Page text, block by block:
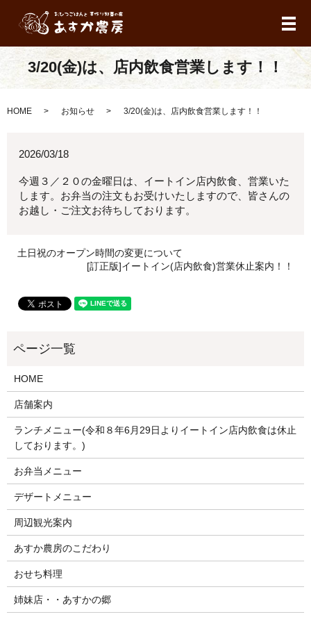
メ
3/20(金)は、店内飲食営業します！！
HOME お知らせ 3/20(金)は、店内飲食営業します！！
2026/03/18
今週３／２０の金曜日は、イートイン店内飲食、営業いた
します。お弁当の注文もお受けいたしますので、皆さんの
お越し・ご注文お待ちしております。
土日祝のオープン時間の変更について
[訂正版]イートイン(店内飲食)営業休止案内！！
HOME
店舗案内
ランチメニュー(令和８年6月29日よりイートイン店内飲食は休止
しております。)
お弁当メニュー
デザートメニュー
周辺観光案内
あすか農房のこだわり
おせち料理
姉妹店・・あすかの郷